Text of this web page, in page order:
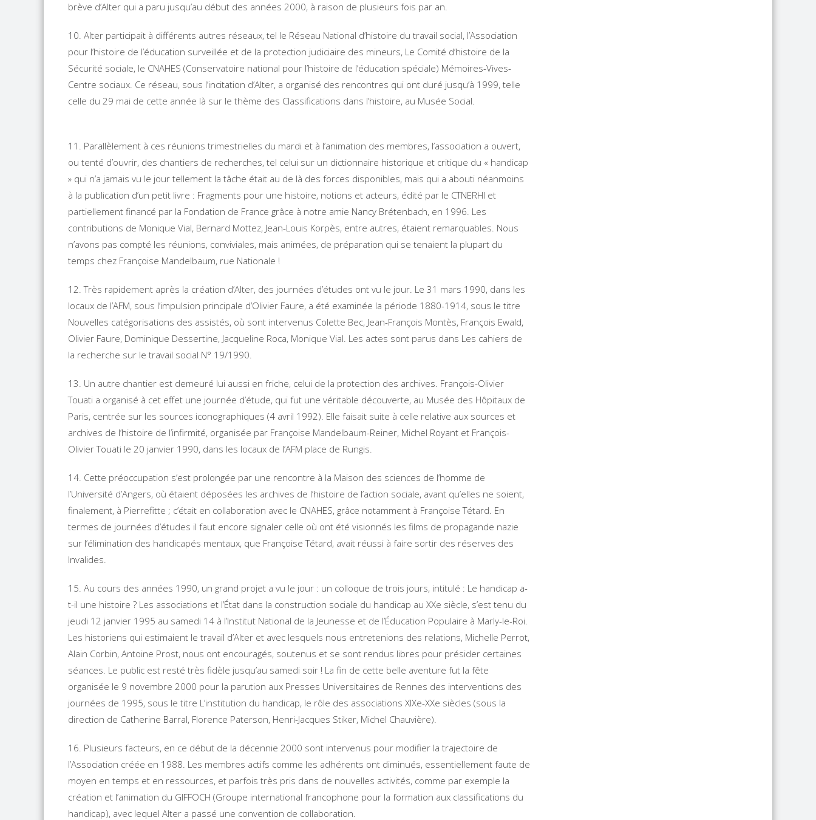
brève d’Alter qui a paru jusqu’au début des années 2000, à raison de plusieurs fois par an.
10. Alter participait à différents autres réseaux, tel le Réseau National d’histoire du travail social, l’Association
pour l’histoire de l’éducation surveillée et de la protection judiciaire des mineurs, Le Comité d’histoire de la
Sécurité sociale, le CNAHES (Conservatoire national pour l’histoire de l’éducation spéciale) Mémoires-Vives-
Centre sociaux. Ce réseau, sous l’incitation d’Alter, a organisé des rencontres qui ont duré jusqu’à 1999, telle
celle du 29 mai de cette année là sur le thème des Classifications dans l’histoire, au Musée Social.
11. Parallèlement à ces réunions trimestrielles du mardi et à l’animation des membres, l’association a ouvert,
ou tenté d’ouvrir, des chantiers de recherches, tel celui sur un dictionnaire historique et critique du « handicap
» qui n’a jamais vu le jour tellement la tâche était au de là des forces disponibles, mais qui a abouti néanmoins
à la publication d’un petit livre : Fragments pour une histoire, notions et acteurs, édité par le CTNERHI et
partiellement financé par la Fondation de France grâce à notre amie Nancy Brétenbach, en 1996. Les
contributions de Monique Vial, Bernard Mottez, Jean-Louis Korpès, entre autres, étaient remarquables. Nous
n’avons pas compté les réunions, conviviales, mais animées, de préparation qui se tenaient la plupart du
temps chez Françoise Mandelbaum, rue Nationale !
12. Très rapidement après la création d’Alter, des journées d’études ont vu le jour. Le 31 mars 1990, dans les
locaux de l’AFM, sous l’impulsion principale d’Olivier Faure, a été examinée la période 1880-1914, sous le titre
Nouvelles catégorisations des assistés, où sont intervenus Colette Bec, Jean-François Montès, François Ewald,
Olivier Faure, Dominique Dessertine, Jacqueline Roca, Monique Vial. Les actes sont parus dans Les cahiers de
la recherche sur le travail social N° 19/1990.
13. Un autre chantier est demeuré lui aussi en friche, celui de la protection des archives. François-Olivier
Touati a organisé à cet effet une journée d’étude, qui fut une véritable découverte, au Musée des Hôpitaux de
Paris, centrée sur les sources iconographiques (4 avril 1992). Elle faisait suite à celle relative aux sources et
archives de l’histoire de l’infirmité, organisée par Françoise Mandelbaum-Reiner, Michel Royant et François-
Olivier Touati le 20 janvier 1990, dans les locaux de l’AFM place de Rungis.
14. Cette préoccupation s’est prolongée par une rencontre à la Maison des sciences de l’homme de
l’Université d’Angers, où étaient déposées les archives de l’histoire de l’action sociale, avant qu’elles ne soient,
finalement, à Pierrefitte ; c’était en collaboration avec le CNAHES, grâce notamment à Françoise Tétard. En
termes de journées d’études il faut encore signaler celle où ont été visionnés les films de propagande nazie
sur l’élimination des handicapés mentaux, que Françoise Tétard, avait réussi à faire sortir des réserves des
Invalides.
15. Au cours des années 1990, un grand projet a vu le jour : un colloque de trois jours, intitulé : Le handicap a-
t-il une histoire ? Les associations et l’État dans la construction sociale du handicap au XXe siècle, s’est tenu du
jeudi 12 janvier 1995 au samedi 14 à l’Institut National de la Jeunesse et de l’Éducation Populaire à Marly-le-Roi.
Les historiens qui estimaient le travail d’Alter et avec lesquels nous entretenions des relations, Michelle Perrot,
Alain Corbin, Antoine Prost, nous ont encouragés, soutenus et se sont rendus libres pour présider certaines
séances. Le public est resté très fidèle jusqu’au samedi soir ! La fin de cette belle aventure fut la fête
organisée le 9 novembre 2000 pour la parution aux Presses Universitaires de Rennes des interventions des
journées de 1995, sous le titre L’institution du handicap, le rôle des associations XIXe-XXe siècles (sous la
direction de Catherine Barral, Florence Paterson, Henri-Jacques Stiker, Michel Chauvière).
16. Plusieurs facteurs, en ce début de la décennie 2000 sont intervenus pour modifier la trajectoire de
l’Association créée en 1988. Les membres actifs comme les adhérents ont diminués, essentiellement faute de
moyen en temps et en ressources, et parfois très pris dans de nouvelles activités, comme par exemple la
création et l’animation du GIFFOCH (Groupe international francophone pour la formation aux classifications du
handicap), avec lequel Alter a passé une convention de collaboration.